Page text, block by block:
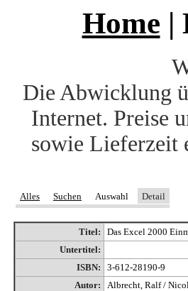
Home |
Die Abwicklung
Internet. Preise
sowie Lieferzeit
Alles Suchen Auswahl Detail
Titel:
Das Excel 2000
Untertitel:
ISBN:
3-612-28190-9
Autor:
Albrecht, Ralf /